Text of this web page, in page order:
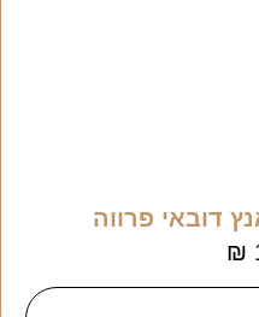
דובאי פרווה
₪